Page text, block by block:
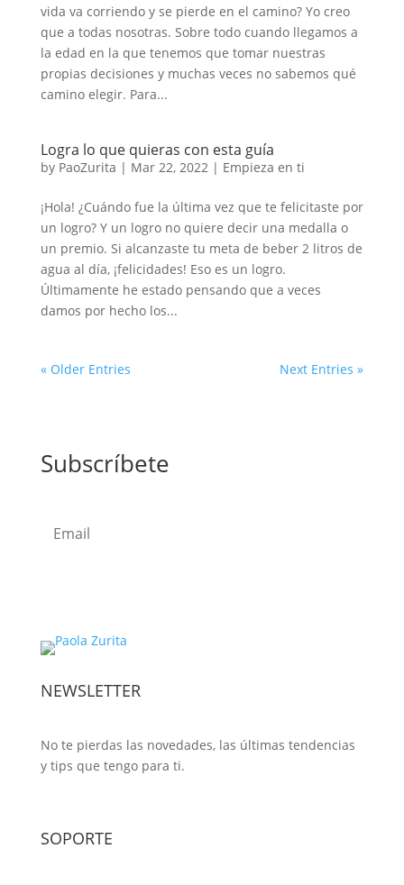
vida va corriendo y se pierde en el camino? Yo creo
que a todas nosotras. Sobre todo cuando llegamos a
la edad en la que tenemos que tomar nuestras
propias decisiones y muchas veces no sabemos qué
camino elegir. Para...
Logra lo que quieras con esta guía
by PaoZurita | Mar 22, 2022| Empieza en ti
¡Hola! ¿Cuándo fue la última vez que te felicitaste por
un logro? Y un logro no quiere decir una medalla o
un premio. Si alcanzaste tu meta de beber 2 litros de
agua al día, ¡felicidades! Eso es un logro.
Últimamente he estado pensando que a veces
damos por hecho los...
« Older Entries Next Entries »
Subscríbete
NEWSLETTER
No te pierdas las novedades, las últimas tendencias
y tips que tengo para ti.
SOPORTE